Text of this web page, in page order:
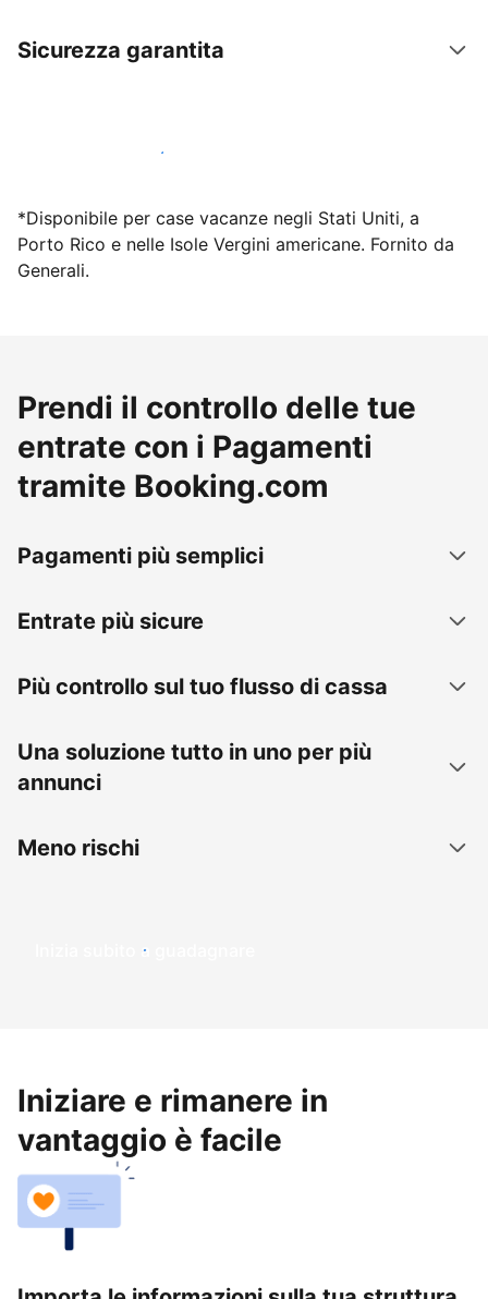
Sicurezza garantita
Inizia subito a lavorare con noi
*Disponibile per case vacanze negli Stati Uniti, a
Porto Rico e nelle Isole Vergini americane. Fornito da
Generali.
Prendi il controllo delle tue
entrate con i Pagamenti
tramite Booking.com
Pagamenti più semplici
Entrate più sicure
Più controllo sul tuo flusso di cassa
Una soluzione tutto in uno per più
annunci
Meno rischi
Inizia subito a guadagnare
Iniziare e rimanere in
vantaggio è facile